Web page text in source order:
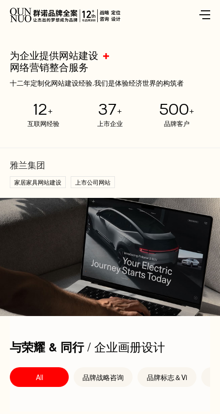
为企业提供网站建设
网络营销整合服务
十二年定制化网站建设经验.我们是体验经济世界的构筑者
12+
互联网经验
37+
上市企业
500+
品牌客户
雅兰集团
家居家具网站建设 上市公司网站
与荣耀 & 同行/ 企业画册设计
All 品牌战略咨询 品牌标志＆Vi